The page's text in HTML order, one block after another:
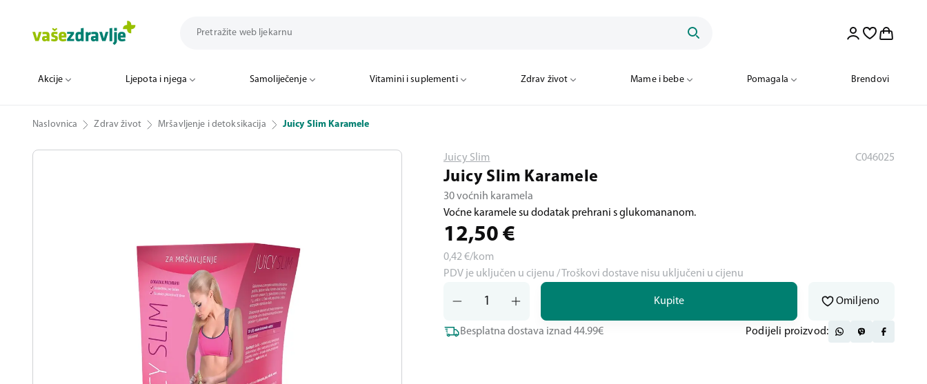
Akcije Ljepota i njega Samoliječenje Vitamini i suplementi Zdrav život Mame i bebe Pomagala Brendovi
Naslovnica Zdrav život Mršavljenje i detoksikacija Juicy Slim Karamele
Juicy Slim C046025
Juicy Slim Karamele
30 voćnih karamela
Voćne karamele su dodatak prehrani s glukomananom.
12,50 €
0,42€/kom
PDV je uključen u cijenu / Troškovi dostave nisu uključeni u cijenu
Kupite Omiljeno
Besplatna dostava iznad 44.99€ Podijeli proizvod: